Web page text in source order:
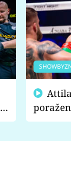
chce